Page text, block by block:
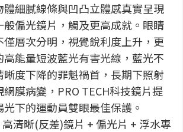
細膩線條與凹凸立體感真實呈現
偏光鏡片，觸及更高成就。眼睛
層次分明，視覺銳利度上升，更
高能量短波藍光有害光線，藍光不
度下降的罪魁禍首，長期下照射
膜病變，PRO TECH科技鏡片提
下的運動員雙眼最佳保護。
高清晰(反差)鏡片 + 偏光片 + 浮水專